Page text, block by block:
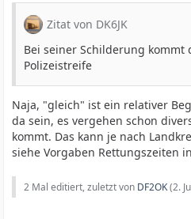
Zitat von DK6JK
Bei seiner Schilderung kommt
Polizeistreife
Naja, "gleich" ist ein relativer
da sein, es vergehen schon
kommt. Das kann je nach
siehe Vorgaben Rettungszeiten
2 Mal editiert, zuletzt von DF2OK(2.